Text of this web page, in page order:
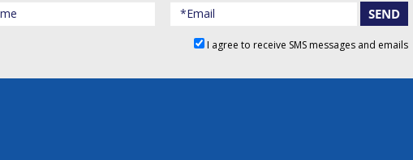
SEND
I agree to receive SMS messages and emails